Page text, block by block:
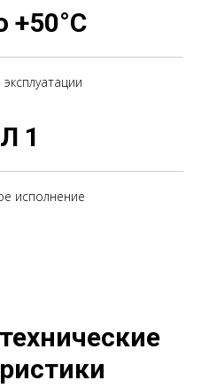
+50°С
1
исполнение